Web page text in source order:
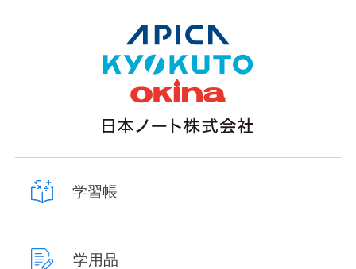
学習帳
学用品